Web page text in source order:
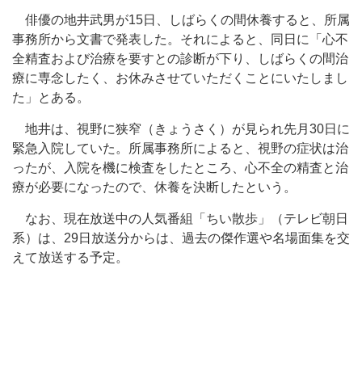
俳優の地井武男が15日、しばらくの間休養すると、所属
事務所から文書で発表した。それによると、同日に「心不
全精査および治療を要すとの診断が下り、しばらくの間治
療に専念したく、お休みさせていただくことにいたしまし
た」とある。
地井は、視野に狭窄（きょうさく）が見られ先月30日に
緊急入院していた。所属事務所によると、視野の症状は治
ったが、入院を機に検査をしたところ、心不全の精査と治
療が必要になったので、休養を決断したという。
なお、現在放送中の人気番組「ちい散歩」（テレビ朝日
系）は、29日放送分からは、過去の傑作選や名場面集を交
えて放送する予定。